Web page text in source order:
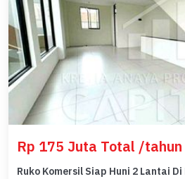
Rp 175 Juta Total /tahun